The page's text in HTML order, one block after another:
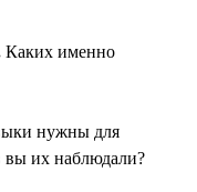
Каких именно
нужны для
вы их наблюдали?